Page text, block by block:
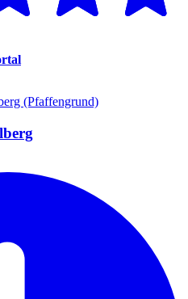
(Pfaffengrund)